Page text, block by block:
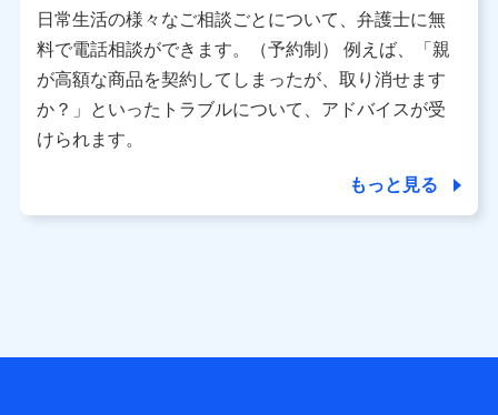
所、dポイント残高、dポイント利用履歴などが含まれます。
利用情報
当社又は株式会社NTTドコモが提供する各種サービスなどの
ご契約・ご利用などに関する情報。例として、当社又は株式
会社NTTドコモが提供する各種サービスのご契約状態・ご利
用履歴インターネット利用時の行動に関する情報、アプリケ
ーション利用時の行動に関する情報、購入されたサービスや
当社又は株式会社NTTドコモが提供する保険関連サービスに
日常生活の様々なご相談ごとについて、弁護士に無
料で電話相談ができます。（予約制） 例えば、「親
が高額な商品を契約してしまったが、取り消せます
か？」といったトラブルについて、アドバイスが受
けられます。
もっと見る